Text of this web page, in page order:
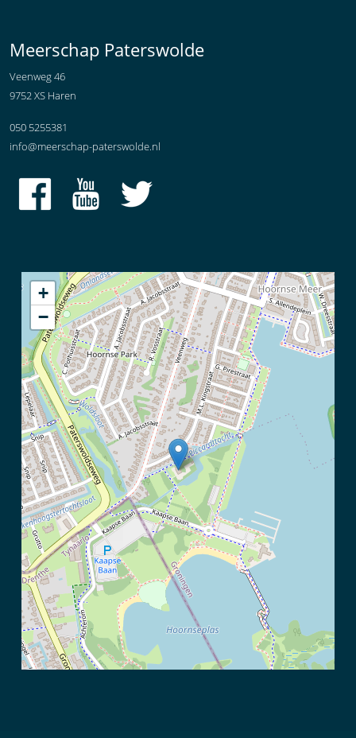
Meerschap Paterswolde
Veenweg 46
9752 XS Haren
050 5255381
info@meerschap-paterswolde.nl
+
−